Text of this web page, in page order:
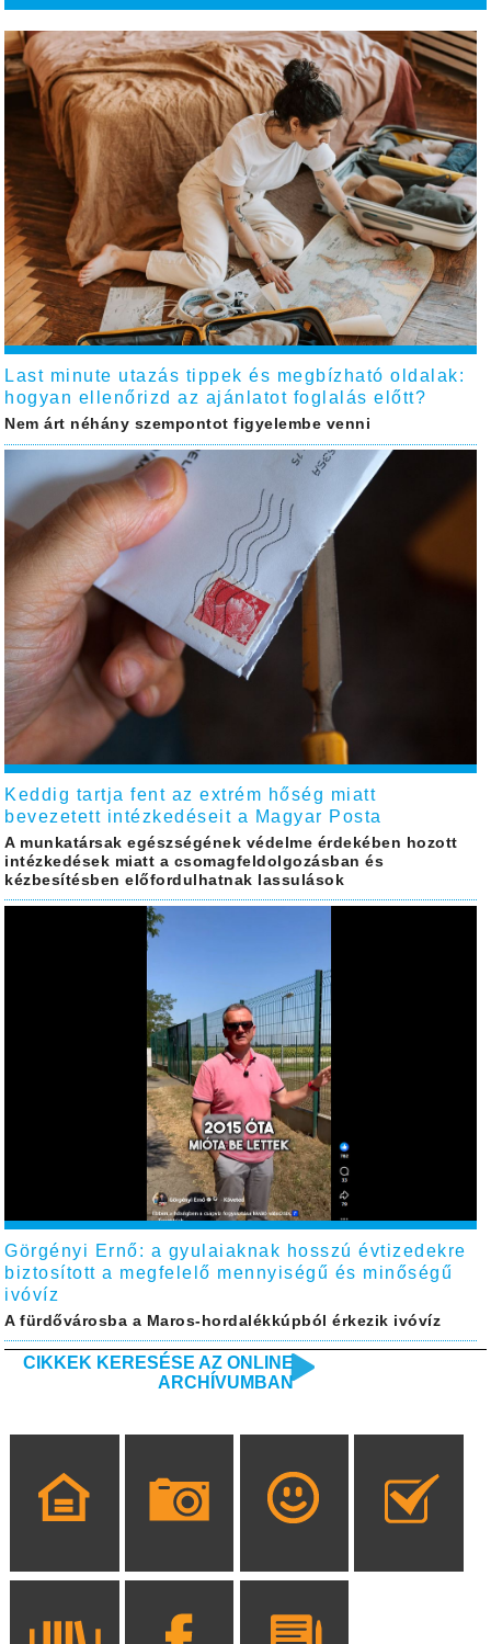
Last minute utazás tippek és megbízható oldalak:
hogyan ellenőrizd az ajánlatot foglalás előtt?
Nem árt néhány szempontot figyelembe venni
Keddig tartja fent az extrém hőség miatt
bevezetett intézkedéseit a Magyar Posta
A munkatársak egészségének védelme érdekében hozott
intézkedések miatt a csomagfeldolgozásban és
kézbesítésben előfordulhatnak lassulások
Görgényi Ernő: a gyulaiaknak hosszú évtizedekre
biztosított a megfelelő mennyiségű és minőségű
ivóvíz
A fürdővárosba a Maros-hordalékkúpból érkezik ivóvíz
CIKKEK KERESÉSE AZ ONLINE
ARCHÍVUMBAN